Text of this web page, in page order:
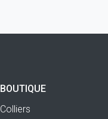
BOUTIQUE
Colliers